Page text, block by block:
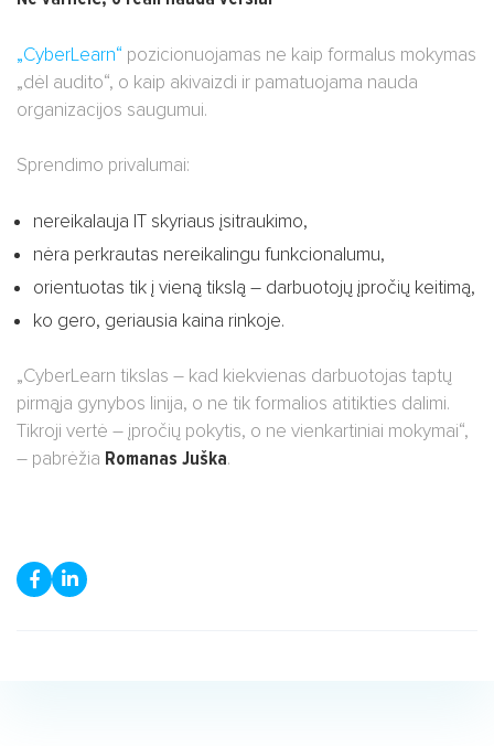
„CyberLearn“ pozicionuojamas ne kaip formalus mokymas
„dėl audito“, o kaip akivaizdi ir pamatuojama nauda
organizacijos saugumui.
Sprendimo privalumai:
nereikalauja IT skyriaus įsitraukimo,
nėra perkrautas nereikalingu funkcionalumu,
orientuotas tik į vieną tikslą – darbuotojų įpročių keitimą,
ko gero, geriausia kaina rinkoje.
„CyberLearn tikslas – kad kiekvienas darbuotojas taptų
pirmąja gynybos linija, o ne tik formalios atitikties dalimi.
Tikroji vertė – įpročių pokytis, o ne vienkartiniai mokymai“,
– pabrėžia Romanas Juška.